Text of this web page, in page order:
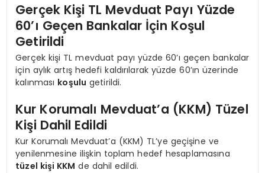
Gerçek Kişi TL Mevduat Payı Yüzde
60’ı Geçen Bankalar İçin Koşul
Getirildi
Gerçek kişi TL mevduat payı yüzde 60’ı geçen bankalar
için aylık artış hedefi kaldırılarak yüzde 60’ın üzerinde
kalınması koşulu getirildi.
Kur Korumalı Mevduat’a (KKM) Tüzel
Kişi Dahil Edildi
Kur Korumalı Mevduat’a (KKM) TL’ye geçişine ve
yenilenmesine ilişkin toplam hedef hesaplamasına
tüzel kişi KKM de dahil edildi.